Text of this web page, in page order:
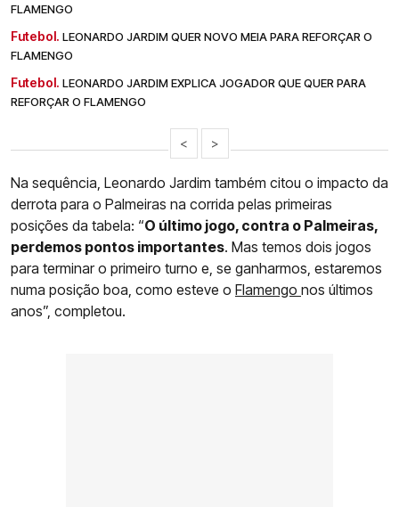
FLAMENGO
Futebol. LEONARDO JARDIM QUER NOVO MEIA PARA REFORÇAR O
FLAMENGO
Futebol. LEONARDO JARDIM EXPLICA JOGADOR QUE QUER PARA
REFORÇAR O FLAMENGO
< >
Na sequência, Leonardo Jardim também citou o impacto da
derrota para o Palmeiras na corrida pelas primeiras
posições da tabela: “O último jogo, contra o Palmeiras,
perdemos pontos importantes. Mas temos dois jogos
para terminar o primeiro turno e, se ganharmos, estaremos
numa posição boa, como esteve o Flamengo nos últimos
anos”, completou.